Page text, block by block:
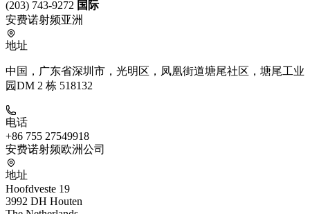
(203) 743-9272 国际
安费诺射频亚洲
地址
中国，广东省深圳市，光明区，凤凰街道塘尾社区，塘尾工业
园DM 2 栋 518132
电话
+86 755 27549918
安费诺射频欧洲公司
地址
Hoofdveste 19
3992 DH Houten